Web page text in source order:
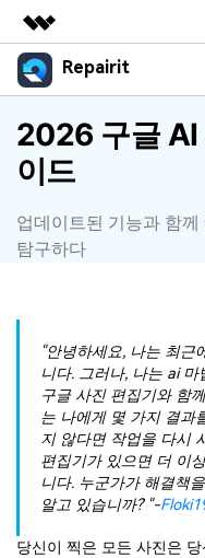
주요 제품
유틸리티
비즈니스
개요
회사 소개
뉴스룸
도움말 센터
Repairit
프로그램
리페어릿
Repairit
Outlook 이
기능
기본 기능
Repairit 소개
가이드
데이터 복구 사례
데이터 복구
외장 저장장치 복구
PC 복구
플랜 확인
Repairit
인공지능 기반 영상
2026 구글 AI
이드
업데이트된 기능과 함
탐구하다
"안녕하세요, 나는 최근
니다. 그러나, 나는 ai
구글 사진 편집기와 함
는 나에게 몇 가지 결과
지 않다면 작업을 다시
편집기가 있으면 더 이
니다. 누군가가 해결책
알고 있습니까? "-
당신이 찍은 모든 사진은